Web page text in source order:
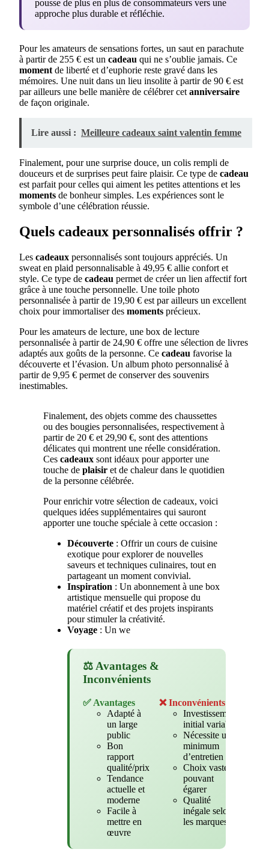
pousse de plus en plus de consommateurs vers une
approche plus durable et réfléchie.
Pour les amateurs de sensations fortes, un saut en parachute
à partir de 255 € est un cadeau qui ne s’oublie jamais. Ce
momentde liberté et d’euphorie reste gravé dans les
mémoires. Une nuit dans un lieu insolite à partir de 90 € est
par ailleurs une belle manière de célébrer cetanniversaire
de façon originale.
Lire aussi : Meilleure cadeaux saint valentin femme
Finalement, pour une surprise douce, un colis rempli de
douceurs et de surprises peut faire plaisir. Ce type de cadeau
est parfait pour celles qui aiment les petites attentions et les
moments de bonheur simples. Les expériences sont le
symbole d’une célébration réussie.
Quels cadeaux personnalisés offrir ?
Les cadeaux personnalisés sont toujours appréciés. Un
sweat en plaid personnalisable à 49,95 € allie confort et
style. Ce type de cadeau permet de créer un lien affectif fort
grâce à une touche personnelle. Une toile photo
personnalisée à partir de 19,90 € est par ailleurs un excellent
choix pour immortaliser des moments précieux.
Pour les amateurs de lecture, une box de lecture
personnalisée à partir de 24,90 € offre une sélection de livres
adaptés aux goûts de la personne. Ce cadeau favorise la
découverte et l’évasion. Un album photo personnalisé à
partir de 9,95 € permet de conserver des souvenirs
inestimables.
Finalement, des objets comme des chaussettes
ou des bougies personnalisées, respectivement à
partir de 20 € et 29,90 €, sont des attentions
délicates qui montrent une réelle considération.
Ces cadeaux sont idéaux pour apporter une
touche de plaisir et de chaleur dans le quotidien
de la personne célébrée.
Pour enrichir votre sélection de cadeaux, voici
quelques idées supplémentaires qui sauront
apporter une touche spéciale à cette occasion :
Découverte : Offrir un cours de cuisine
exotique pour explorer de nouvelles
saveurs et techniques culinaires, tout en
partageant un moment convivial.
Inspiration : Un abonnement à une box
artistique mensuelle qui propose du
matériel créatif et des projets inspirants
pour stimuler la créativité.
Voyage : Un we
⚖️ Avantages &
Inconvénients
✅ Avantages
Adapté à
un large
public
Bon
rapport
qualité/prix
Tendance
actuelle et
moderne
Facile à
mettre en
œuvre
❌ Inconvénients
Investissement
initial variable
Nécessite un
minimum
d’entretien
Choix vaste
pouvant
égarer
Qualité
inégale selon
les marques